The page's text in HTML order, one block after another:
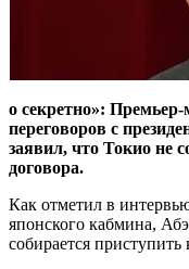
о секретно»:
переговоров с
заявил, что Токио не
договора.
Как отметил в
японского кабмина,
собирается